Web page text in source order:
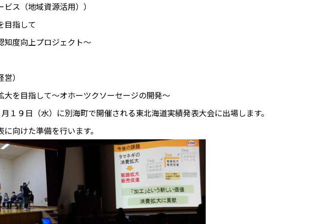
ス（地域資源活用））
目指して
知度向上プロジェクト～
）
大を目指して～オホーツクソーセージの開発～
１９日（水）に別海町で開催される東北海道実績発表大会に出場します。
向けた準備を行います。